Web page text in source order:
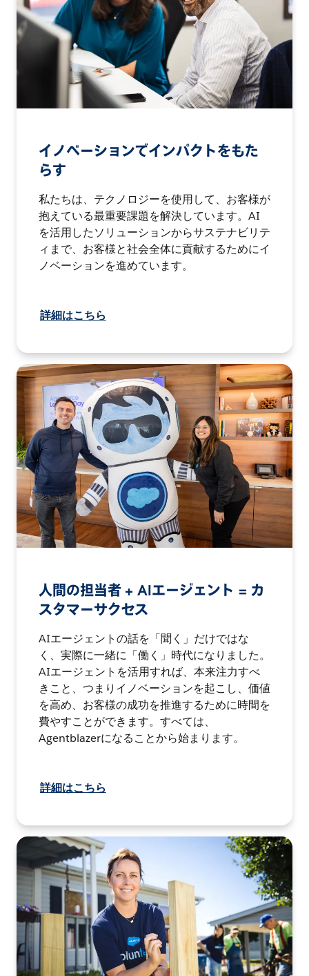
イノベーションでインパクトをもた
らす
私たちは、テクノロジーを使用して、お客様が
抱えている最重要課題を解決しています。AI
を活用したソリューションからサステナビリテ
ィまで、お客様と社会全体に貢献するためにイ
ノベーションを進めています。
詳細はこちら
人間の担当者 + AIエージェント = カ
スタマーサクセス
AIエージェントの話を「聞く」だけではな
く、実際に一緒に「働く」時代になりました。
AIエージェントを活用すれば、本来注力すべ
きこと、つまりイノベーションを起こし、価値
を高め、お客様の成功を推進するために時間を
費やすことができます。すべては、
Agentblazerになることから始まります。
詳細はこちら